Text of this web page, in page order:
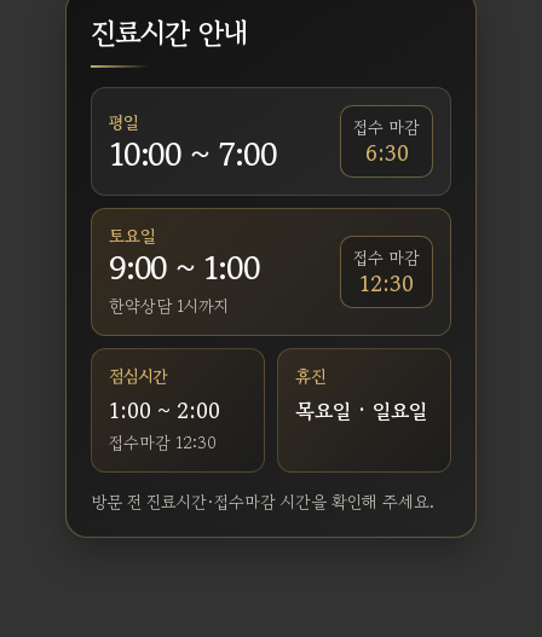
진료시간 안내
평일
10:00 ~ 7:00
접수 마감
6:30
토요일
9:00 ~ 1:00
한약상담 1시까지
접수 마감
12:30
점심시간
1:00 ~ 2:00
접수마감 12:30
휴진
목요일 · 일요일
방문 전 진료시간·접수마감 시간을 확인해 주세요.